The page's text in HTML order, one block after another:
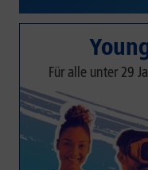
Für alle unter 29